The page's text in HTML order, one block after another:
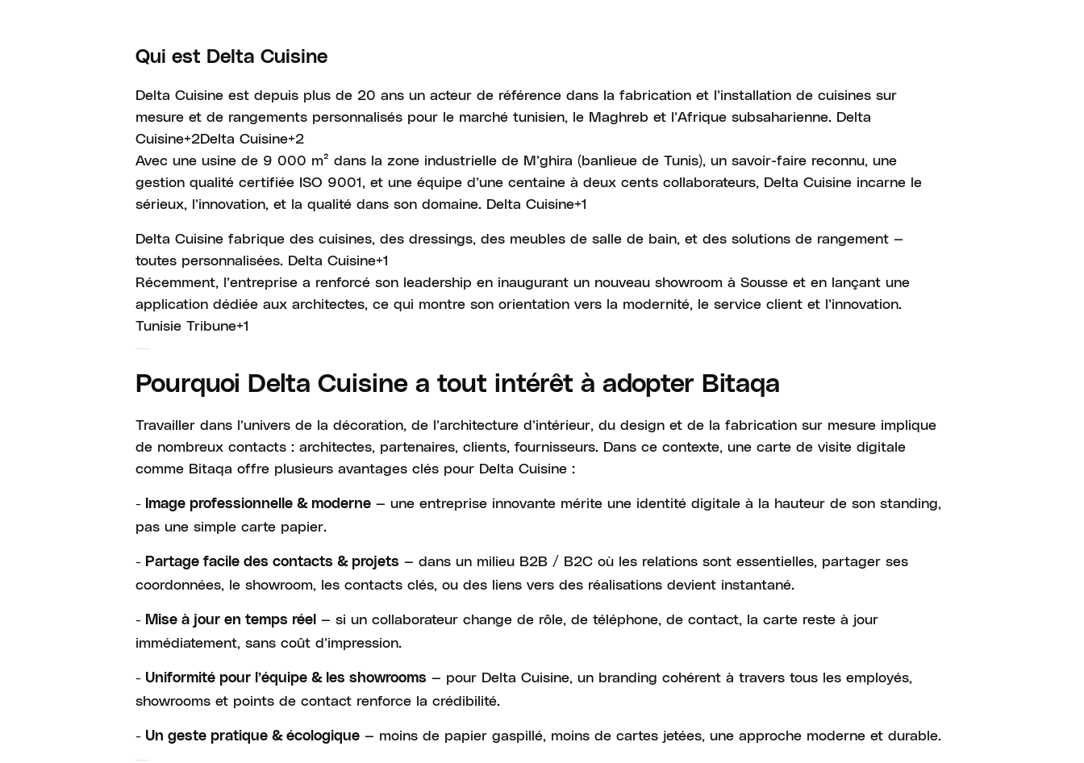
Qui est Delta Cuisine
Delta Cuisine est depuis plus de 20 ans un acteur de référence dans la fabrication et l’installation de cuisines sur
mesure et de rangements personnalisés pour le marché tunisien, le Maghreb et l’Afrique subsaharienne. Delta
Cuisine+2Delta Cuisine+2
Avec une usine de 9 000 m² dans la zone industrielle de M’ghira (banlieue de Tunis), un savoir-faire reconnu, une
gestion qualité certifiée ISO 9001, et une équipe d’une centaine à deux cents collaborateurs, Delta Cuisine incarne le
sérieux, l’innovation, et la qualité dans son domaine. Delta Cuisine+1
Delta Cuisine fabrique des cuisines, des dressings, des meubles de salle de bain, et des solutions de rangement —
toutes personnalisées. Delta Cuisine+1
Récemment, l’entreprise a renforcé son leadership en inaugurant un nouveau showroom à Sousse et en lançant une
application dédiée aux architectes, ce qui montre son orientation vers la modernité, le service client et l’innovation.
Tunisie Tribune+1
Pourquoi Delta Cuisine a tout intérêt à adopter Bitaqa
Travailler dans l’univers de la décoration, de l’architecture d’intérieur, du design et de la fabrication sur mesure implique
de nombreux contacts : architectes, partenaires, clients, fournisseurs. Dans ce contexte, une carte de visite digitale
comme Bitaqa offre plusieurs avantages clés pour Delta Cuisine :
- Image professionnelle & moderne — une entreprise innovante mérite une identité digitale à la hauteur de son standing,
pas une simple carte papier.
- Partage facile des contacts & projets — dans un milieu B2B / B2C où les relations sont essentielles, partager ses
coordonnées, le showroom, les contacts clés, ou des liens vers des réalisations devient instantané.
- Mise à jour en temps réel — si un collaborateur change de rôle, de téléphone, de contact, la carte reste à jour
immédiatement, sans coût d’impression.
- Uniformité pour l’équipe & les showrooms — pour Delta Cuisine, un branding cohérent à travers tous les employés,
showrooms et points de contact renforce la crédibilité.
- Un geste pratique & écologique — moins de papier gaspillé, moins de cartes jetées, une approche moderne et durable.